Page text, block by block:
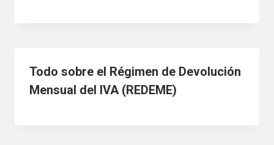
Todo sobre el Régimen de Devolución
Mensual del IVA (REDEME)